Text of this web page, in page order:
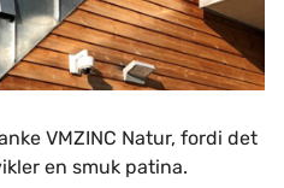
VMZINC Natur, fordi det
en smuk patina.